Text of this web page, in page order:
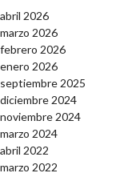
abril 2026
marzo 2026
febrero 2026
enero 2026
septiembre 2025
diciembre 2024
noviembre 2024
marzo 2024
abril 2022
marzo 2022